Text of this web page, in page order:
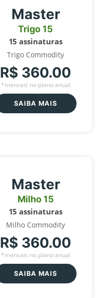
Master
Trigo 15
15 assinaturas
Trigo Commodity
R$ 360.00
*mensais no plano anual
SAIBA MAIS
Master
Milho 15
15 assinaturas
Milho Commodity
R$ 360.00
*mensais no plano anual
SAIBA MAIS